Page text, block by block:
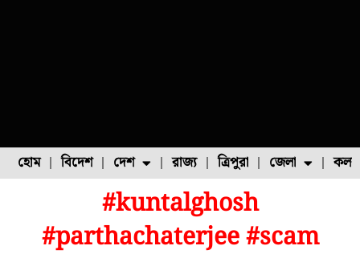
হোম বিদেশ দেশ
ফুল চাষ ফল চাষ মাছ চাষ
রাজ্য ত্রিপুরা জেলা
#kuntalghosh
#parthachaterjee #scam